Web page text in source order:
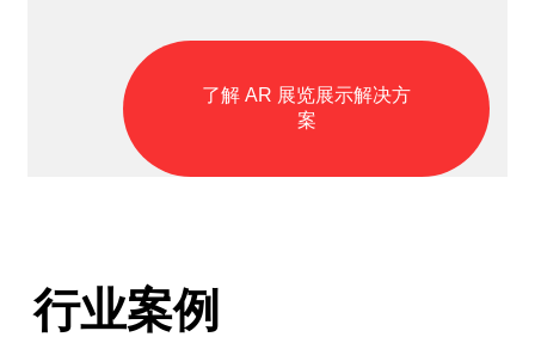
了解 AR 展览展示解决方
案
行业案例